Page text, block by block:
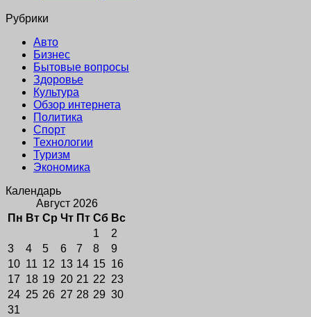
Рубрики
Авто
Бизнес
Бытовые вопросы
Здоровье
Культура
Обзор интернета
Политика
Спорт
Технологии
Туризм
Экономика
Календарь
Август 2026
Пн Вт Ср Чт Пт Сб Вс
1
2
3
4 5 6 7 8
9
10 11 12 13 14 15 16
17 18 19 20 21 22 23
24 25 26 27 28 29 30
31